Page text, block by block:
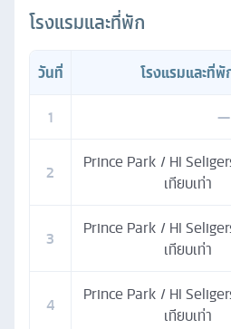
โรงแรมและที่พัก
วันที่ โรงแรมและที่พั
1
—
2
Prince Park / HI
เทียบเท่า
3
Prince Park / HI
เทียบเท่า
4
Prince Park / HI
เทียบเท่า